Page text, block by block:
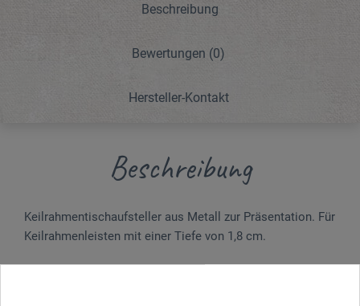
Beschreibung
Bewertungen (0)
Hersteller-Kontakt
Beschreibung
Keilrahmentischaufsteller aus Metall zur Präsentation. Für
Keilrahmenleisten mit einer Tiefe von 1,8 cm.